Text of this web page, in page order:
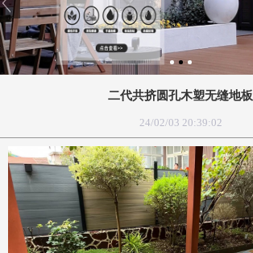
二代共挤圆孔木塑无缝地板
24/02/03 20:39:02